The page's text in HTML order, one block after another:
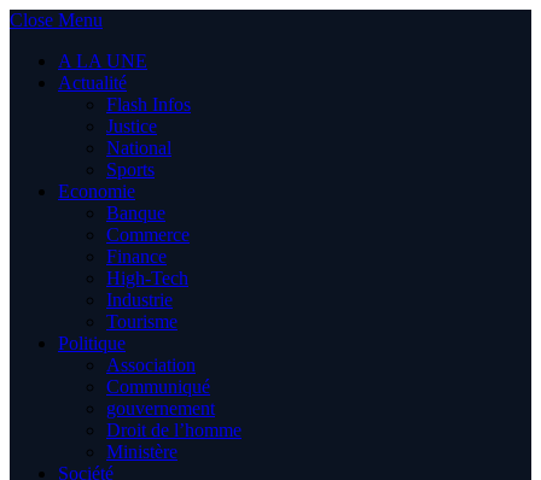
Close Menu
A LA UNE
Actualité
Flash Infos
Justice
National
Sports
Economie
Banque
Commerce
Finance
High-Tech
Industrie
Tourisme
Politique
Association
Communiqué
gouvernement
Droit de l’homme
Ministère
Société